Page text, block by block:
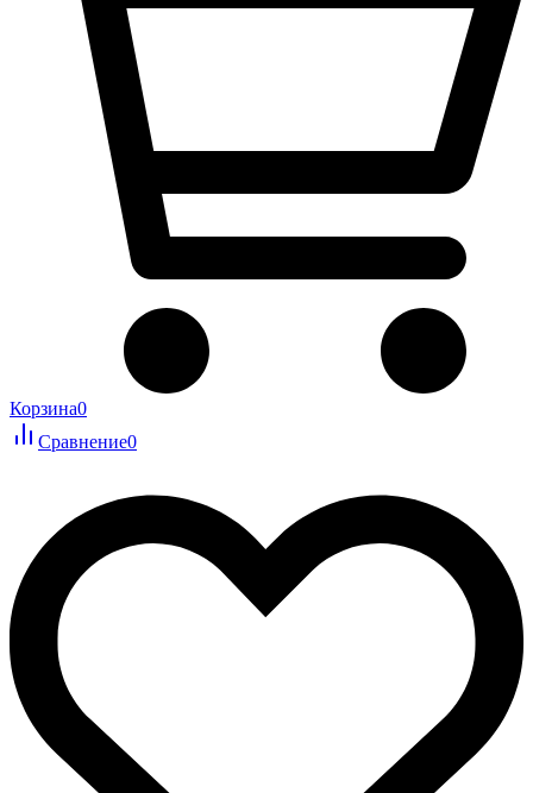
Корзина0
Сравнение0